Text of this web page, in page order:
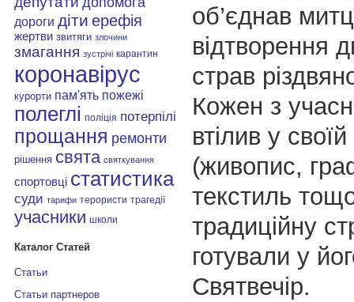
дороги діти ерефія
жертви звитяги злочини
змагання зустрічі карантин
коронавірус
курорти пам'ять пожежі
полеглі поліція потерпілі
прощання ремонти
рішення свята святкування
спортовці статистика
суди тарифи терористи трагедії
учасники школи
Каталог Статей
Статьи
Статьи партнеров
об’єднав
відтворення
страв
Кожен з
втілив у своїй
(живопис,
текстиль
традиційну
готували у
Святвечір.